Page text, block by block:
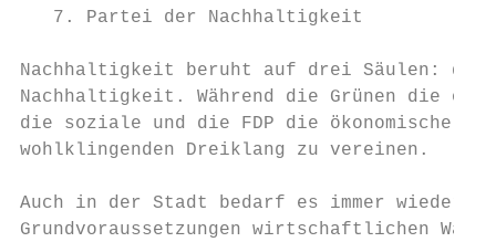
   7. Partei der Nachhaltigkeit
Nachhaltigkeit beruht auf drei Säulen: der
Nachhaltigkeit. Während die Grünen die
die soziale und die FDP die ökonomische,
wohlklingenden Dreiklang zu vereinen.
Auch in der Stadt bedarf es immer
Grundvoraussetzungen wirtschaftlichen